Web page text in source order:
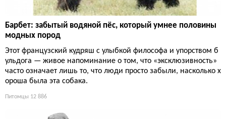
Барбет: забытый водяной пёс, который умнее половины
модных пород
Этот французский кудряш с улыбкой философа и упорством б
ульдога — живое напоминание о том, что «эксклюзивность»
часто означает лишь то, что люди просто забыли, насколько х
ороша была эта собака.
Питомцы 12 886